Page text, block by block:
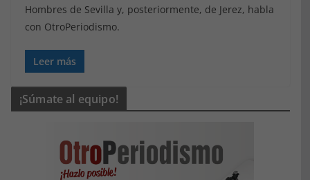
Hombres de Sevilla y, posteriormente, de Jerez, habla
con OtroPeriodismo.
Leer más
¡Súmate al equipo!